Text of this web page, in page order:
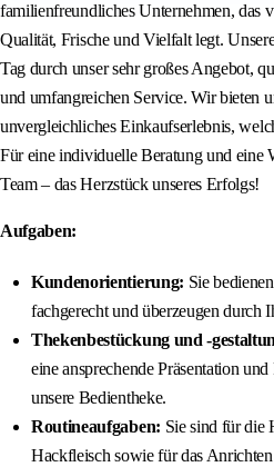
familienfreundliches Unternehmen, das
Qualität, Frische und Vielfalt legt.
Tag durch unser sehr großes Angebot,
und umfangreichen Service. Wir bieten
unvergleichliches Einkaufserlebnis,
Für eine individuelle Beratung und eine
Team – das Herzstück unseres Erfolgs!
Aufgaben:
Kundenorientierung: Sie
fachgerecht und überzeugen durch
Thekenbestückung und -
eine ansprechende Präsentation
unsere Bedientheke.
Routineaufgaben: Sie sind für die
Hackfleisch sowie für das